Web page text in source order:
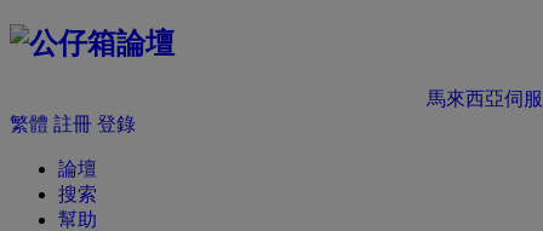
馬來西亞伺
繁體 註冊 登錄
論壇
搜索
幫助